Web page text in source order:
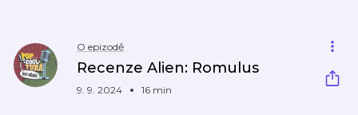
O epizodě
Recenze Alien: Romulus
9. 9. 2024 16 min